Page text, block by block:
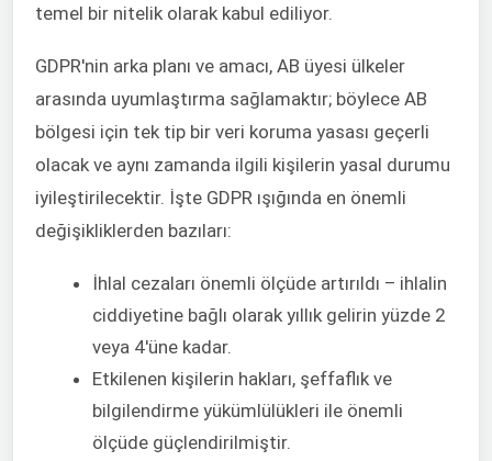
temel bir nitelik olarak kabul ediliyor.
GDPR'nin arka planı ve amacı, AB üyesi ülkeler
arasında uyumlaştırma sağlamaktır; böylece AB
bölgesi için tek tip bir veri koruma yasası geçerli
olacak ve aynı zamanda ilgili kişilerin yasal durumu
iyileştirilecektir. İşte GDPR ışığında en önemli
değişikliklerden bazıları:
İhlal cezaları önemli ölçüde artırıldı – ihlalin
ciddiyetine bağlı olarak yıllık gelirin yüzde 2
veya 4'üne kadar.
Etkilenen kişilerin hakları, şeffaflık ve
bilgilendirme yükümlülükleri ile önemli
ölçüde güçlendirilmiştir.